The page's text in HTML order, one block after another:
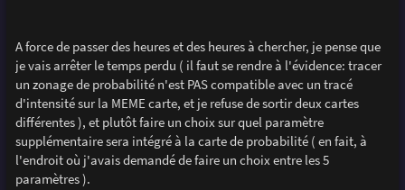
A force de passer des heures et des heures à chercher, je pense que
je vais arrêter le temps perdu ( il faut se rendre à l'évidence: tracer
un zonage de probabilité n'est PAS compatible avec un tracé
d'intensité sur la MEME carte, et je refuse de sortir deux cartes
différentes ), et plutôt faire un choix sur quel paramètre
supplémentaire sera intégré à la carte de probabilité ( en fait, à
l'endroit où j'avais demandé de faire un choix entre les 5
paramètres ).